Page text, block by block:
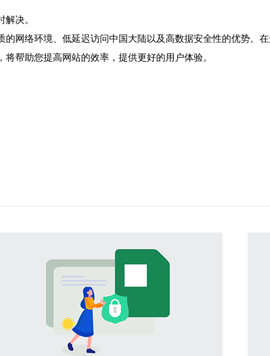
决。
网络环境、低延迟访问中国大陆以及高数据安全性的优势。
帮助您提高网站的效率，提供更好的用户体验。